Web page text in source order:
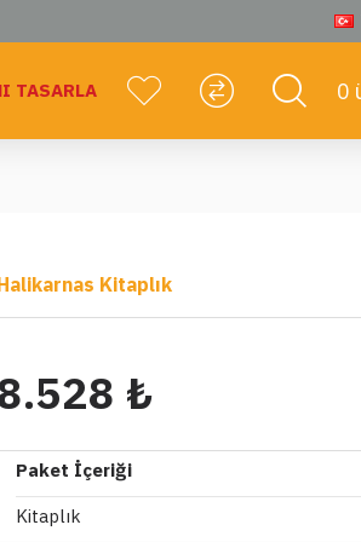
TASARLA 0
Kitaplık
₺
Paket İçeriği
Kitaplık